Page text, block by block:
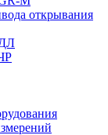
открывания